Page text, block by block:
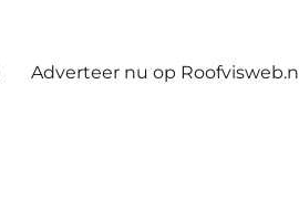
Adverteer nu op Roofvisweb.nl